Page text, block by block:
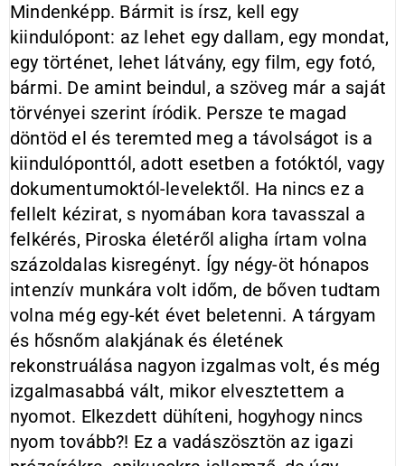
Mindenképp. Bármit is írsz, kell egy
kiindulópont: az lehet egy dallam, egy mondat,
egy történet, lehet látvány, egy film, egy fotó,
bármi. De amint beindul, a szöveg már a saját
törvényei szerint íródik. Persze te magad
döntöd el és teremted meg a távolságot is a
kiindulóponttól, adott esetben a fotóktól, vagy
dokumentumoktól-levelektől. Ha nincs ez a
fellelt kézirat, s nyomában kora tavasszal a
felkérés, Piroska életéről aligha írtam volna
százoldalas kisregényt. Így négy-öt hónapos
intenzív munkára volt időm, de bőven tudtam
volna még egy-két évet beletenni. A tárgyam
és hősnőm alakjának és életének
rekonstruálása nagyon izgalmas volt, és még
izgalmasabbá vált, mikor elvesztettem a
nyomot. Elkezdett dühíteni, hogyhogy nincs
nyom tovább?! Ez a vadászösztön az igazi